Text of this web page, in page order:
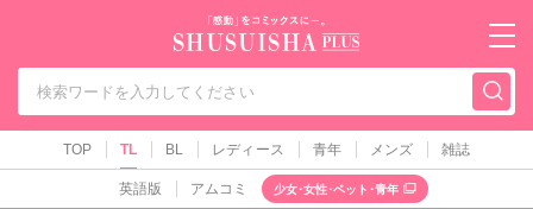
秋水社PLUS（テ
TOP TL BL レディース 青年 メンズ 雑誌
英語版 アムコミ 少女･女性･ペット･青年